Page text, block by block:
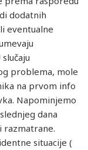
dodatnih
eventualne
problema, mole
na prvom info
Napominjemo
dana
razmatrane.
situacije (